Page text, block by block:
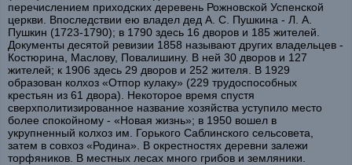
перечислением приходских деревень Рожновской Успенской
церкви. Впоследствии ею владел дед А. С. Пушкина - Л. А.
Пушкин (1723-1790); в 1790 здесь 16 дворов и 185 жителей.
Документы десятой ревизии 1858 называют других владельцев -
Костюрина, Маслову, Повалишину. В ней 30 дворов и 127
жителей; к 1906 здесь 29 дворов и 252 жителя. В 1929
образован колхоз «Отпор кулаку» (229 трудоспособных
крестьян из 61 двора). Некоторое время спустя
сверхполитизированное название хозяйства уступило место
более спокойному - «Новая жизнь»; в 1950 вошел в
укрупненный колхоз им. Горького Саблинского сельсовета,
затем в совхоз «Родина». В окрестностях деревни залежи
торфяников. В местных лесах много грибов и земляники.